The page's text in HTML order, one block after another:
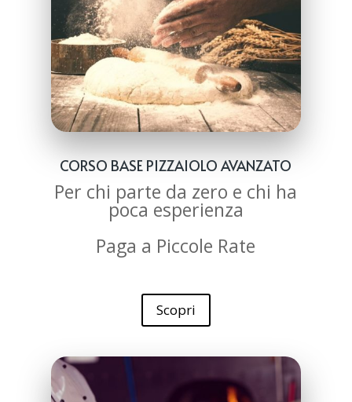
CORSO BASE PIZZAIOLO AVANZATO
Per chi parte da zero e chi ha
poca esperienza
Paga a Piccole Rate
Scopri